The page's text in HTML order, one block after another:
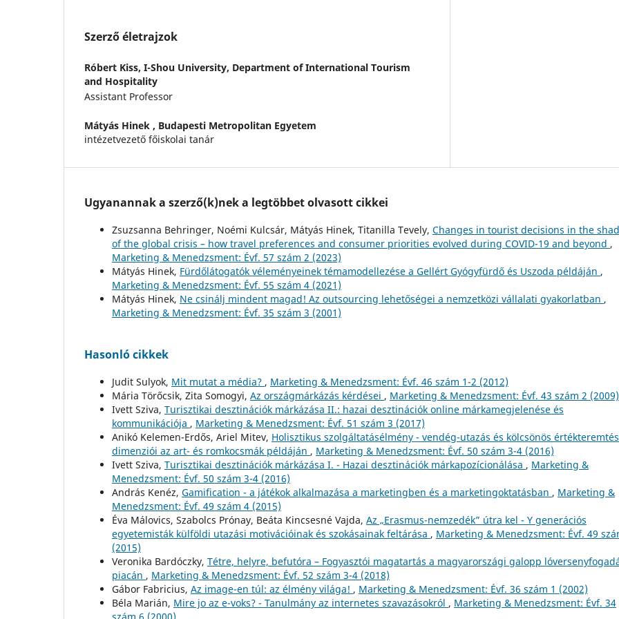
Szerző életrajzok
Róbert Kiss, I-Shou University, Department of International Tourism
and Hospitality
Assistant Professor
Mátyás Hinek , Budapesti Metropolitan Egyetem
intézetvezető főiskolai tanár
Ugyanannak a szerző(k)nek a legtöbbet olvasott cikkei
Zsuzsanna Behringer, Noémi Kulcsár, Mátyás Hinek, Titanilla Tevely, Changes in tourist decisions in the
of the global crisis – how travel preferences and consumer priorities evolved during COVID-19 and beyond ,
Marketing & Menedzsment: Évf. 57 szám 2 (2023)
Mátyás Hinek, Fürdőlátogatók véleményeinek témamodellezése a Gellért Gyógyfürdő és Uszoda példáján ,
Marketing & Menedzsment: Évf. 55 szám 4 (2021)
Mátyás Hinek, Ne csinálj mindent magad! Az outsourcing lehetőségei a nemzetközi vállalati gyakorlatban ,
Marketing & Menedzsment: Évf. 35 szám 3 (2001)
Hasonló cikkek
Judit Sulyok, Mit mutat a média? , Marketing & Menedzsment: Évf. 46 szám 1-2 (2012)
Mária Törőcsik, Zita Somogyi, Az országmárkázás kérdései , Marketing & Menedzsment: Évf. 43 szám 2 (2009)
Ivett Sziva, Turisztikai desztinációk márkázása II.: hazai desztinációk online márkamegjelenése és
kommunikációja , Marketing & Menedzsment: Évf. 51 szám 3 (2017)
Anikó Kelemen-Erdős, Ariel Mitev, Holisztikus szolgáltatásélmény - vendég-utazás és kölcsönös értékteremtés
dimenziói az art- és romkocsmák példáján , Marketing & Menedzsment: Évf. 50 szám 3-4 (2016)
Ivett Sziva, Turisztikai desztinációk márkázása I. - Hazai desztinációk márkapozícionálása , Marketing &
Menedzsment: Évf. 50 szám 3-4 (2016)
András Kenéz, Gamification - a játékok alkalmazása a marketingben és a marketingoktatásban , Marketing &
Menedzsment: Évf. 49 szám 4 (2015)
Éva Málovics, Szabolcs Prónay, Beáta Kincsesné Vajda, Az „Erasmus-nemzedék” útra kel - Y generációs
egyetemisták külföldi utazási motivációinak és szokásainak feltárása , Marketing & Menedzsment: Évf. 49
(2015)
Veronika Bardóczky, Tétre, helyre, befutóra – Fogyasztói magatartás a magyarországi galopp
piacán , Marketing & Menedzsment: Évf. 52 szám 3-4 (2018)
Gábor Fabricius, Az image-en túl: az élmény világa! , Marketing & Menedzsment: Évf. 36 szám 1 (2002)
Béla Marián, Mire jo az e-voks? - Tanulmány az internetes szavazásokról , Marketing & Menedzsment: Évf. 34